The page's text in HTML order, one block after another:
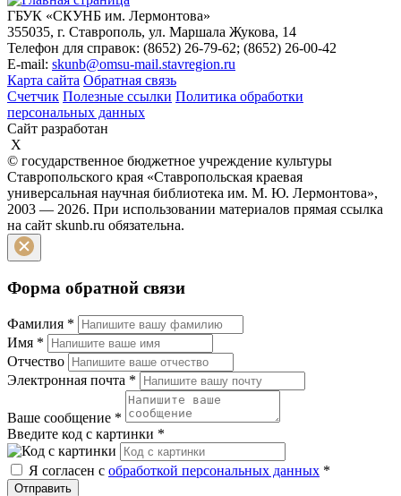
ГБУК «СКУНБ им. Лермонтова»
355035, г. Ставрополь, ул. Маршала Жукова, 14
Телефон для справок: (8652) 26-79-62; (8652) 26-00-42
E-mail: skunb@omsu-mail.stavregion.ru
Карта сайта Обратная связь
Счетчик Полезные ссылки Политика обработки
персональных данных
Сайт разработан
X
© государственное бюджетное учреждение культуры
Ставропольского края «Ставропольская краевая
универсальная научная библиотека им. М. Ю. Лермонтова»,
2003 — 2026. При использовании материалов прямая ссылка
на сайт skunb.ru обязательна.
Форма обратной связи
Фамилия *
Имя *
Отчество
Электронная почта *
Ваше сообщение *
Введите код с картинки *
Я согласен с обработкой персональных данных *
Отправить